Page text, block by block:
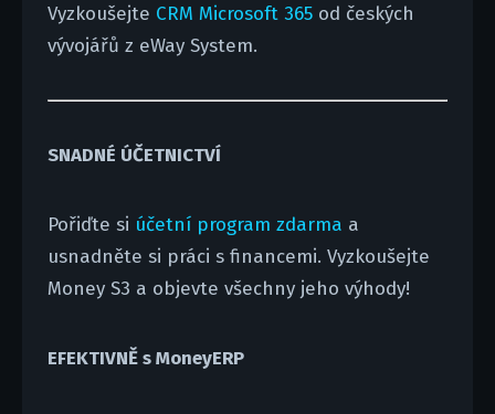
Vyzkoušejte CRM Microsoft 365od českých
vývojářů z eWay System.
SNADNÉ ÚČETNICTVÍ
Pořiďte si účetní program zdarma a
usnadněte si práci s financemi. Vyzkoušejte
Money S3 a objevte všechny jeho výhody!
EFEKTIVNĚ s MoneyERP